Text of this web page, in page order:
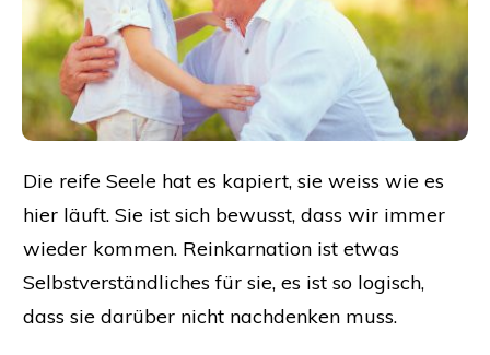
Die reife Seele hat es kapiert, sie weiss wie es
hier läuft. Sie ist sich bewusst, dass wir immer
wieder kommen. Reinkarnation ist etwas
Selbstverständliches für sie, es ist so logisch,
dass sie darüber nicht nachdenken muss.